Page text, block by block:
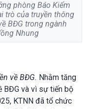
phòng Báo Kiểm
trò của truyền thông
BĐG trong ngành
Nhung
về BĐG. Nhằm tăng
BĐG và vì sự tiến bộ
KTNN đã tổ chức